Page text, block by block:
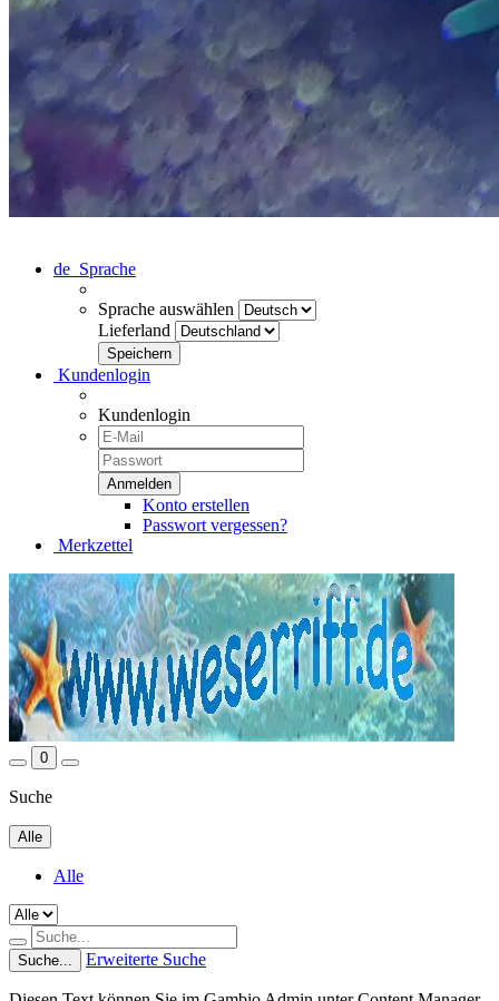
de Sprache
Sprache auswählen
Lieferland
Kundenlogin
Kundenlogin
Konto erstellen
Passwort vergessen?
Merkzettel
0
Suche
Alle
Alle
Suche... Erweiterte Suche